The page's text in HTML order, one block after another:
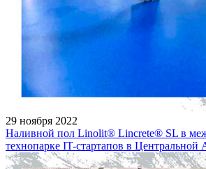
29 ноября 2022
Наливной пол Linolit® Lincrete® SL в
технопарке IT-стартапов в